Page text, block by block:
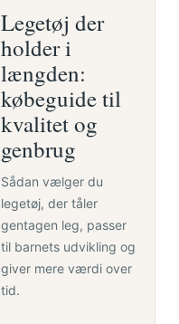
Legetøj der
holder i
længden:
købeguide til
kvalitet og
genbrug
Sådan vælger du
legetøj, der tåler
gentagen leg, passer
til barnets udvikling og
giver mere værdi over
tid.